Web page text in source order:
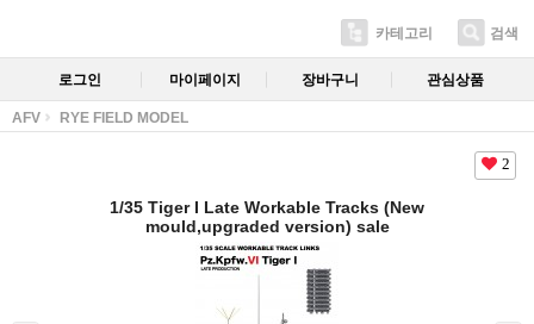
카테고리 검색
로그인 마이페이지 장바구니 관심상품
AFV RYE FIELD MODEL
2
1/35 Tiger I Late Workable Tracks (New
mould,upgraded version) sale